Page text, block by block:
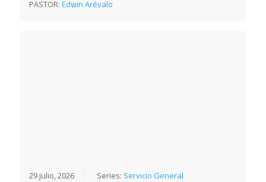
PASTOR:Edwin Arévalo
29 julio, 2026 Series: Servicio General